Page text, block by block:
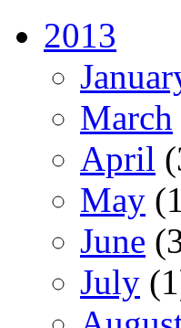
2013
March
April
May
June
July